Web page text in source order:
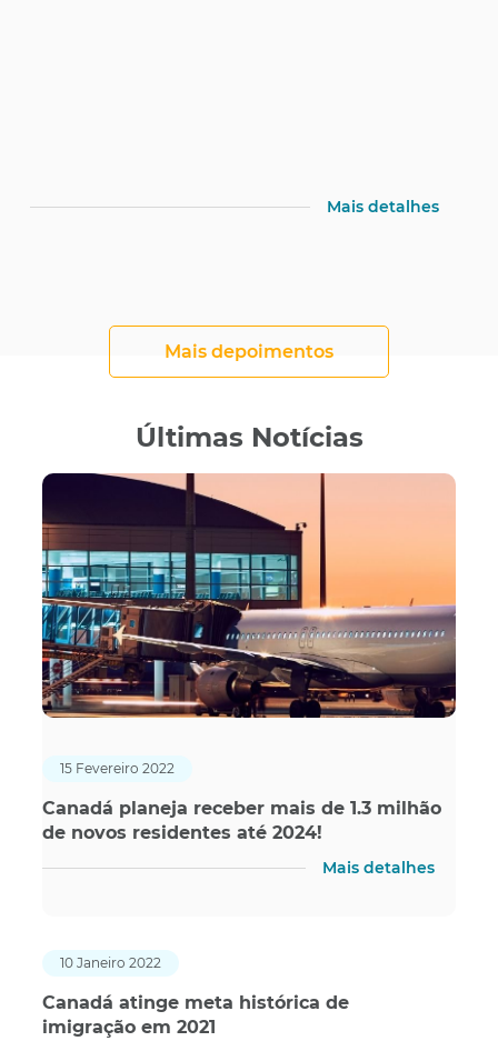
Mais detalhes
Mais depoimentos
Últimas Notícias
15 Fevereiro 2022
Canadá planeja receber mais de 1.3 milhão
de novos residentes até 2024!
Mais detalhes
10 Janeiro 2022
Canadá atinge meta histórica de
imigração em 2021